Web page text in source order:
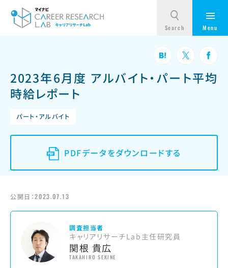
2023年6月度 アルバイト・パート平均
時給レポート
パート・アルバイト
PDFデータをダウンロードする
公開日：2023.07.13
調査担当者
キャリアリサーチLab主任研究員
関根 貴広
TAKAHIRO SEKINE